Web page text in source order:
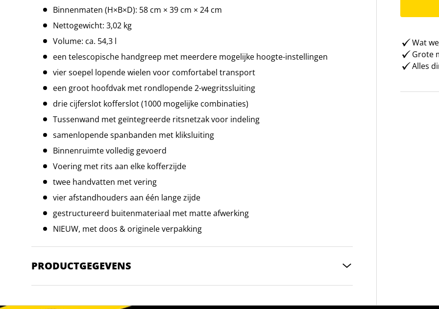
Binnenmaten (H×B×D): 58 cm × 39 cm × 24 cm
Nettogewicht: 3,02 kg
Volume: ca. 54,3 l
een telescopische handgreep met meerdere mogelijke hoogte-instellingen
vier soepel lopende wielen voor comfortabel transport
een groot hoofdvak met rondlopende 2-wegritssluiting
drie cijferslot kofferslot (1000 mogelijke combinaties)
Tussenwand met geïntegreerde ritsnetzak voor indeling
samenlopende spanbanden met kliksluiting
Binnenruimte volledig gevoerd
Voering met rits aan elke kofferzijde
twee handvatten met vering
vier afstandhouders aan één lange zijde
gestructureerd buitenmateriaal met matte afwerking
NIEUW, met doos & originele verpakking
PRODUCTGEGEVENS
Wat
Grote
Alles